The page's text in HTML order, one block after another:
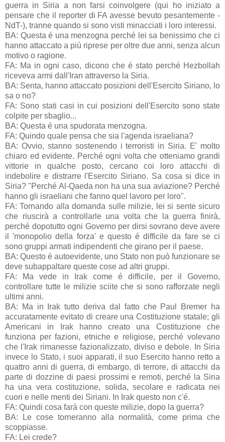
guerra in Siria a non farsi coinvolgere (qui ho iniziato a
pensare che il reporter di FA avesse bevuto pesantemente -
NdT-), tranne quando si sono visti minacciati i loro interessi.
BA: Questa é una menzogna perché lei sa benissimo che ci
hanno attaccato a più riprese per oltre due anni, senza alcun
motivo o ragione.
FA: Ma in ogni caso, dicono che é stato perché Hezbollah
riceveva armi dall'Iran attraverso la Siria.
BA: Senta, hanno attaccato posizioni dell'Esercito Siriano, lo
sa o no?
FA: Sono stati casi in cui posizioni dell'Esercito sono state
colpite per sbaglio...
BA: Questa é una spudorata menzogna.
FA: Quindo quale pensa che sia l'agenda israeliana?
BA: Ovvio, stanno sostenendo i terroristi in Siria. E' molto
chiaro ed evidente. Perché ogni volta che otteniamo grandi
vittorie in qualche posto, cercano coi loro attacchi di
indebolire e distrarre l'Esercito Siriano. Sa cosa si dice in
Siria? "Perché Al-Qaeda non ha una sua aviazione? Perché
hanno gli israeliani che fanno quel lavoro per loro".
FA: Tornando alla domanda sulle milizie, lei si sente sicuro
che riuscirà a controllarle una volta che la guerra finirà,
perché dopotutto ogni Governo per dirsi sovrano deve avere
il 'monopolio della forza' e questo é difficile da fare se ci
sono gruppi armati indipendenti che girano per il paese.
BA: Questo é autoevidente, uno Stato non può funzionare se
deve subappaltare queste cose ad altri gruppi.
FA: Ma vede in Irak come é difficile, per il Governo,
controllare tutte le milizie sciite che si sono rafforzate negli
ultimi anni.
BA: Ma in Irak tutto deriva dal fatto che Paul Bremer ha
accuratamente evitato di creare una Costituzione statale; gli
Americani in Irak hanno creato una Costituzione che
funziona per fazioni, etniche e religiose, perché volevano
che l'Irak rimanesse fazionalizzato, diviso e debole. In Siria
invece lo Stato, i suoi apparati, il suo Esercito hanno retto a
quattro anni di guerra, di embargo, di terrore, di attacchi da
parte di dozzine di paesi prossimi e remoti, perché la Siria
ha una vera costituzione, solida, secolare e radicata nei
cuori e nelle menti dei Siriani. In Irak questo non c'é.
FA: Quindi cosa farà con queste milizie, dopo la guerra?
BA: Le cose torneranno alla normalità, come prima che
scoppiasse.
FA: Lei crede?